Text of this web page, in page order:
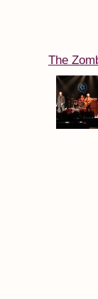
The